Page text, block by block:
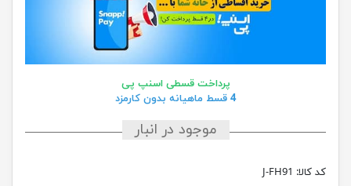
پرداخت قسطی اسنپ پی
4 قسط ماهیانه بدون کارمزد
موجود در انبار
کد کالا: J-FH91